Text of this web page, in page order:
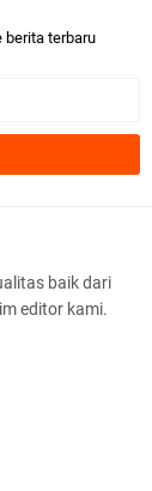
pemahaman yg
dengan
berita terbaru
baik dari
editor kami.